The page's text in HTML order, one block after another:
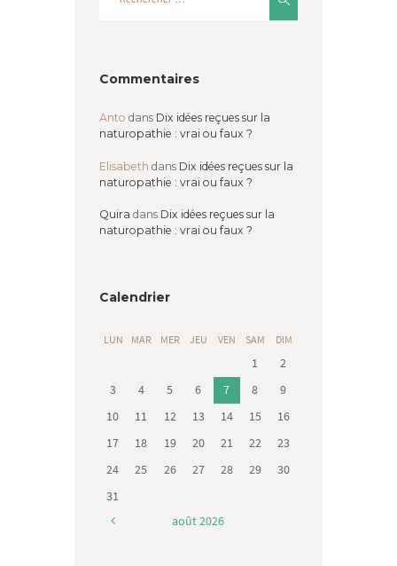
Commentaires
Anto dans Dix idées reçues sur la
naturopathie : vrai ou faux ?
Elisabeth dans Dix idées reçues sur la
naturopathie : vrai ou faux ?
Quira dans Dix idées reçues sur la
naturopathie : vrai ou faux ?
Calendrier
LUN MAR MER JEU VEN SAM DIM
1
2
3
4 5 6 7 8
9
10
11 12 13 14 15
16
17
18 19 20 21 22
23
24
25 26 27 28 29
30
31
août2026